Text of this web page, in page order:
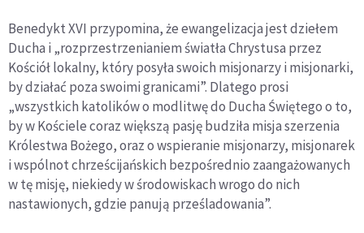
Benedykt XVI przypomina, że ewangelizacja jest dziełem
Ducha i „rozprzestrzenianiem światła Chrystusa przez
Kościół lokalny, który posyła swoich misjonarzy i misjonarki,
by działać poza swoimi granicami”. Dlatego prosi
„wszystkich katolików o modlitwę do Ducha Świętego o to,
by w Kościele coraz większą pasję budziła misja szerzenia
Królestwa Bożego, oraz o wspieranie misjonarzy, misjonarek
i wspólnot chrześcijańskich bezpośrednio zaangażowanych
w tę misję, niekiedy w środowiskach wrogo do nich
nastawionych, gdzie panują prześladowania”.